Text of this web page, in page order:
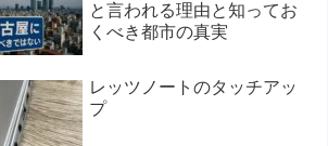
と言われる理由と知ってお
くべき都市の真実
レッツノートのタッチアッ
プ